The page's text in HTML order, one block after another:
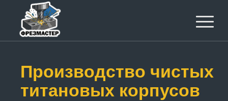
Производство чистых
титановых корпусов